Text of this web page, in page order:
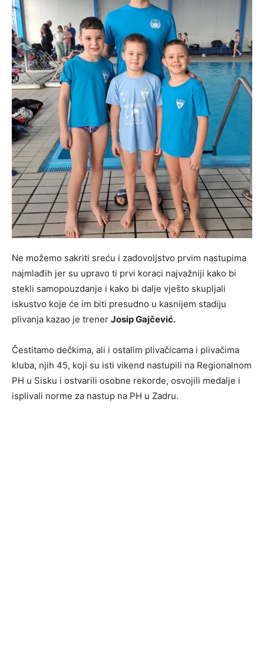
Ne možemo sakriti sreću i zadovoljstvo prvim nastupima
najmlađih jer su upravo ti prvi koraci najvažniji kako bi
stekli samopouzdanje i kako bi dalje vješto skupljali
iskustvo koje će im biti presudno u kasnijem stadiju
plivanja kazao je trener Josip Gajčević.
Čestitamo dečkima, ali i ostalim plivačicama i plivačima
kluba, njih 45, koji su isti vikend nastupili na Regionalnom
PH u Sisku i ostvarili osobne rekorde, osvojili medalje i
isplivali norme za nastup na PH u Zadru.